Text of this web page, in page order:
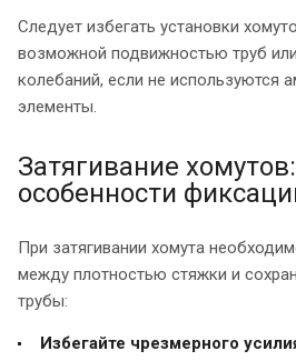
Следует избегать установки
возможной подвижностью труб
колебаний, если не используются
элементы.
Затягивание
особенности
При затягивании хомута
между плотностью стяжки и
трубы:
Избегайте чрезмерного